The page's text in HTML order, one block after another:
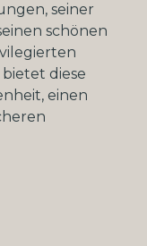
seiner
schönen
diese
einen